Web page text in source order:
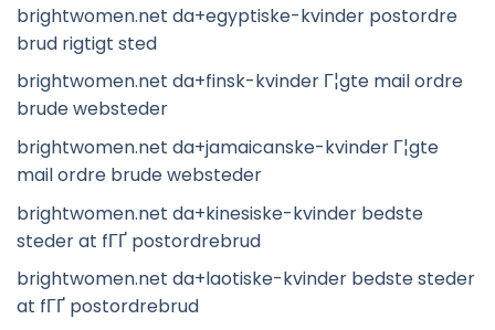
brightwomen.net da+egyptiske-kvinder postordre
brud rigtigt sted
brightwomen.net da+finsk-kvinder Г¦gte mail ordre
brude websteder
brightwomen.net da+jamaicanske-kvinder Г¦gte
mail ordre brude websteder
brightwomen.net da+kinesiske-kvinder bedste
steder at fГҐ postordrebrud
brightwomen.net da+laotiske-kvinder bedste steder
at fГҐ postordrebrud